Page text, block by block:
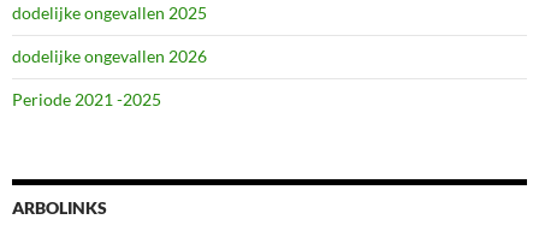
dodelijke ongevallen 2025
dodelijke ongevallen 2026
Periode 2021 -2025
ARBOLINKS